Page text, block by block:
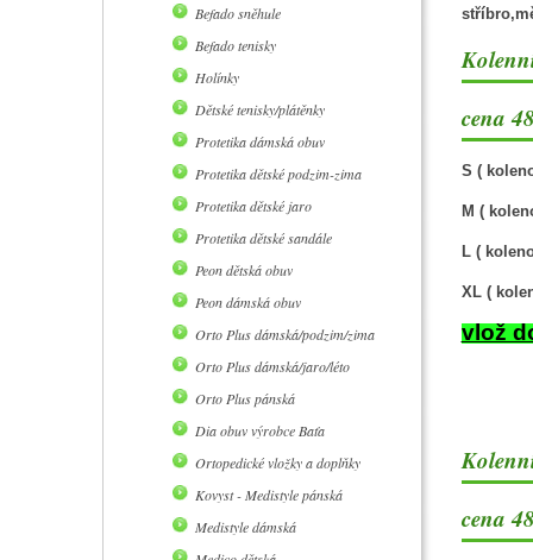
cena
S (
M (
L (
XL (
vlož
cena
Befado sněhule
Befado tenisky
Holínky
Dětské tenisky/plátěnky
Protetika dámská obuv
Protetika dětské podzim-zima
Protetika dětské jaro
Protetika dětské sandále
Peon dětská obuv
Peon dámská obuv
Orto Plus dámská/podzim/zima
Orto Plus dámská/jaro/léto
Orto Plus pánská
Dia obuv výrobce Baťa
Ortopedické vložky a doplňky
Kovyst - Medistyle pánská
Medistyle dámská